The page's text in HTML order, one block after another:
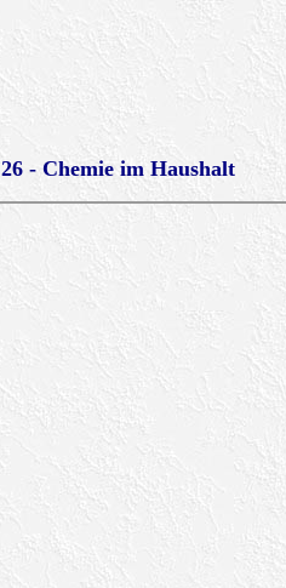
26 - Chemie im Haushalt